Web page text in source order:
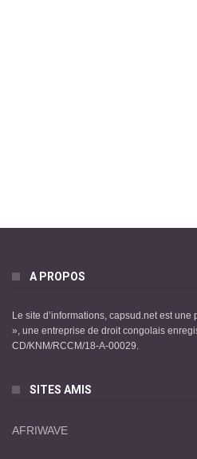
A PROPOS
Le site d’informations, capsud.net est
», une entreprise de droit congolais
CD/KNM/RCCM/18-A-00029.
SITES AMIS
AFRIWAVE